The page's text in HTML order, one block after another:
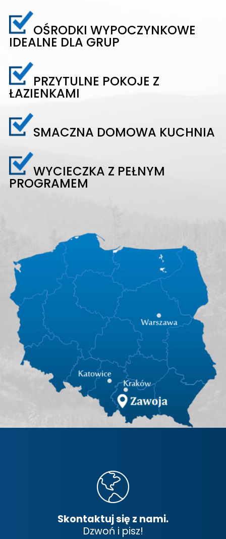
OŚRODKI WYPOCZYNKOWE
IDEALNE DLA GRUP
PRZYTULNE POKOJE Z
ŁAZIENKAMI
SMACZNA DOMOWA KUCHNIA
WYCIECZKA Z PEŁNYM
PROGRAMEM
Skontaktuj się z nami.
Dzwoń i pisz!